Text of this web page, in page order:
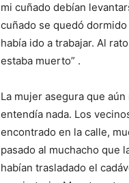
mi cuñado debían
cuñado se quedó
había ido a trabajar. Al
estaba muerto” .
La mujer asegura que
entendía nada. Los
encontrado en la calle,
pasado al muchacho que
habían trasladado el